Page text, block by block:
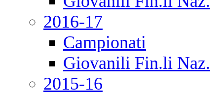
2016-17
Campionati
Giovanili Fin.li Naz.
2015-16